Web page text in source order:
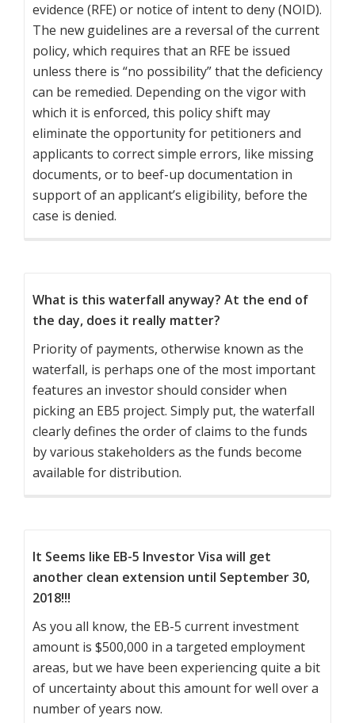
evidence (RFE) or notice of intent to deny (NOID).
The new guidelines are a reversal of the current
policy, which requires that an RFE be issued
unless there is “no possibility” that the deficiency
can be remedied. Depending on the vigor with
which it is enforced, this policy shift may
eliminate the opportunity for petitioners and
applicants to correct simple errors, like missing
documents, or to beef-up documentation in
support of an applicant’s eligibility, before the
case is denied.
What is this waterfall anyway? At the end of
the day, does it really matter?
Priority of payments, otherwise known as the
waterfall, is perhaps one of the most important
features an investor should consider when
picking an EB5 project. Simply put, the waterfall
clearly defines the order of claims to the funds
by various stakeholders as the funds become
available for distribution.
It Seems like EB-5 Investor Visa will get
another clean extension until September 30,
2018!!!
As you all know, the EB-5 current investment
amount is $500,000 in a targeted employment
areas, but we have been experiencing quite a bit
of uncertainty about this amount for well over a
number of years now.